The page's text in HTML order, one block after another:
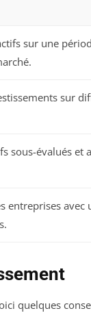
sur une
sur
sous-évalués
entreprises
quelques